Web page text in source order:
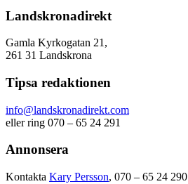
Landskronadirekt
Gamla Kyrkogatan 21,
261 31 Landskrona
Tipsa redaktionen
info@landskronadirekt.com
eller ring 070 – 65 24 291
Annonsera
Kontakta Kary Persson, 070 – 65 24 290